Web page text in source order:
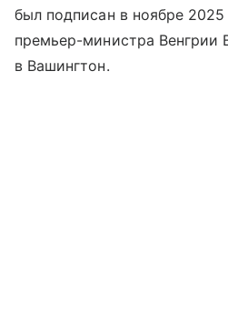
был подписан в ноябре
премьер-министра Венгрии
в Вашингтон.